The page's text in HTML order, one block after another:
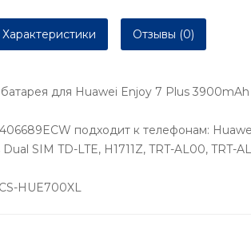
Характеристики Отзывы (0)
для Huawei Enjoy 7 Plus
подходит к телефонам:
SIM TD-LTE, H1711Z, TRT-AL00, TRT-
HUE700XL